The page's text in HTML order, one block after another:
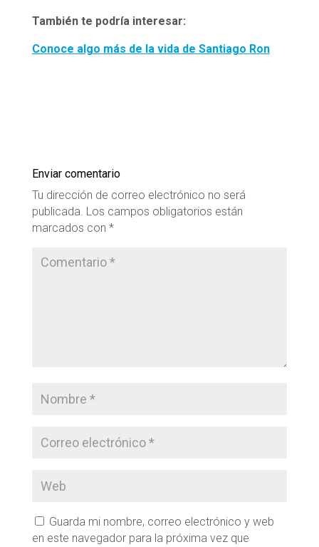
También te podría interesar:
Conoce algo más de la vida de Santiago Ron
Enviar comentario
Tu dirección de correo electrónico no será
publicada. Los campos obligatorios están
marcados con *
Guarda mi nombre, correo electrónico y web
en este navegador para la próxima vez que